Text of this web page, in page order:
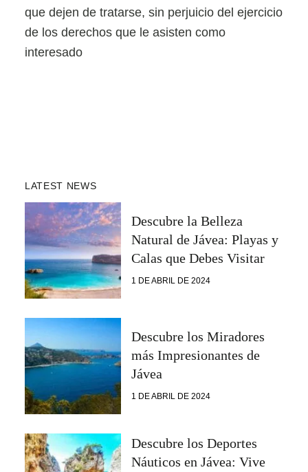
que dejen de tratarse, sin perjuicio del ejercicio
de los derechos que le asisten como
interesado
LATEST NEWS
Descubre la Belleza
Natural de Jávea: Playas y
Calas que Debes Visitar
1 DE ABRIL DE 2024
Descubre los Miradores
más Impresionantes de
Jávea
1 DE ABRIL DE 2024
Descubre los Deportes
Náuticos en Jávea: Vive